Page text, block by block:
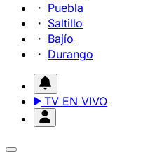
Puebla
Saltillo
Bajío
Durango
TV EN VIVO